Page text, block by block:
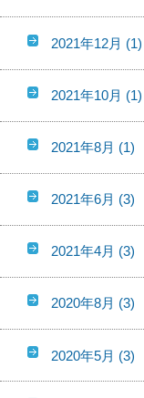
2021年12月 (1)
2021年10月 (1)
2021年8月 (1)
2021年6月 (3)
2021年4月 (3)
2020年8月 (3)
2020年5月 (3)